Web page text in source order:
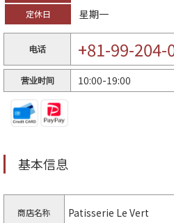
定休日 星期一
电话 +81-99-204-
营业时间 10:00-19:00
基本信息
商店名称 Patisserie Le Vert